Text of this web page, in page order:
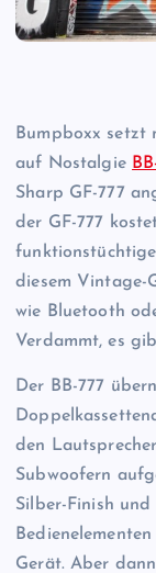
Bumpboxx setzt
auf Nostalgie
Sharp GF-777
der GF-777
diesem Vintage-
wie Bluetooth
Verdammt, es
Der BB-777
den
Subwoofern
Silber-Finish
Gerät. Aber